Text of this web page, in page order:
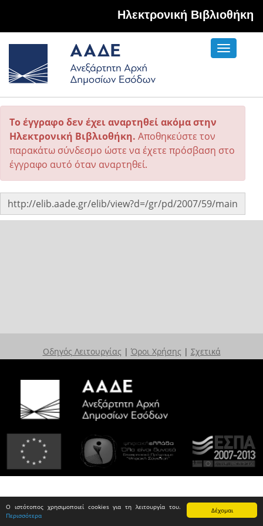
Δέχομαι
Ο ιστότοπος χρησιμοποιεί cookies για τη λειτουργία του.
Περισσότερα
Hλεκτρονική Βιβλιοθήκη
Toggle
Το έγγραφο δεν έχει αναρτηθεί ακόμα στην
Ηλεκτρονική Βιβλιοθήκη. Αποθηκεύστε τον
παρακάτω σύνδεσμο ώστε να έχετε πρόσβαση στο
έγγραφο αυτό όταν αναρτηθεί.
Οδηγός Λειτουργίας | Όροι Χρήσης | Σχετικά